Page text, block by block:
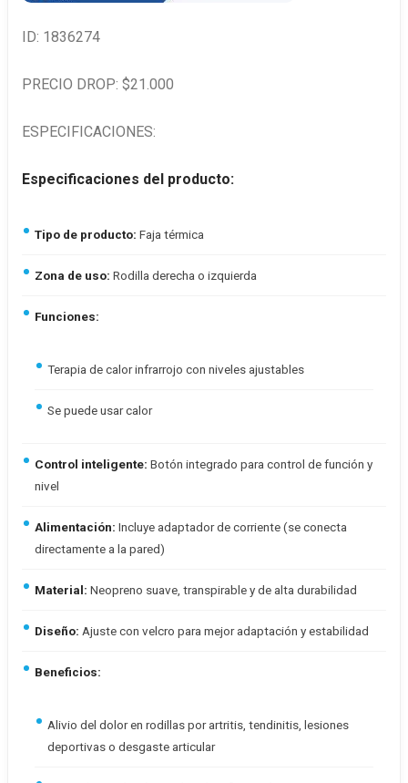
ID: 1836274
PRECIO DROP: $21.000
ESPECIFICACIONES:
Especificaciones del producto:
Tipo de producto: Faja térmica
Zona de uso: Rodilla derecha o izquierda
Funciones:
Terapia de calor infrarrojo con niveles ajustables
Se puede usar calor
Control inteligente: Botón integrado para control de función y
nivel
Alimentación: Incluye adaptador de corriente (se conecta
directamente a la pared)
Material: Neopreno suave, transpirable y de alta durabilidad
Diseño: Ajuste con velcro para mejor adaptación y estabilidad
Beneficios:
Alivio del dolor en rodillas por artritis, tendinitis, lesiones
deportivas o desgaste articular